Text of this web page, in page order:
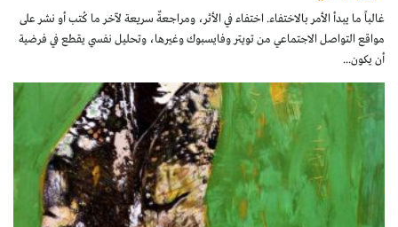
غالباً ما يبدأ الأمر بالاختفاء. اختفاء في الأثر، ومراجعةٌ سريعة لآخر ما كُتب أو نشر على
مواقع التواصل الاجتماعي من تويتر وفايسبوك وغيرها، وتحليل نفسي يقطع في فرضية
أن يكون...